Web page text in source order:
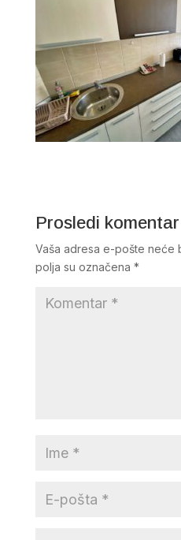
Prosledi komentar
Vaša adresa e-pošte neće
polja su označena *